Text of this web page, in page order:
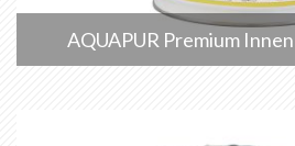
AQUAPUR Premium